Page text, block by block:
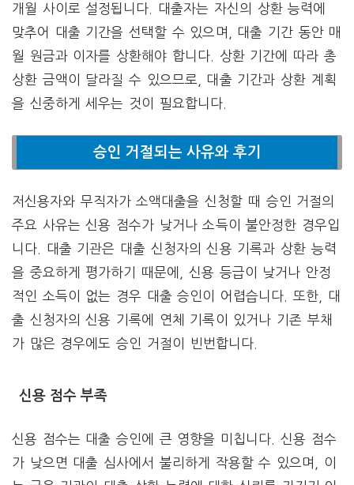
개월 사이로 설정됩니다. 대출자는 자신의 상환 능력에
맞추어 대출 기간을 선택할 수 있으며, 대출 기간 동안 매
월 원금과 이자를 상환해야 합니다. 상환 기간에 따라 총
상환 금액이 달라질 수 있으므로, 대출 기간과 상환 계획
을 신중하게 세우는 것이 필요합니다.
승인 거절되는 사유와 후기
저신용자와 무직자가 소액대출을 신청할 때 승인 거절의
주요 사유는 신용 점수가 낮거나 소득이 불안정한 경우입
니다. 대출 기관은 대출 신청자의 신용 기록과 상환 능력
을 중요하게 평가하기 때문에, 신용 등급이 낮거나 안정
적인 소득이 없는 경우 대출 승인이 어렵습니다. 또한, 대
출 신청자의 신용 기록에 연체 기록이 있거나 기존 부채
가 많은 경우에도 승인 거절이 빈번합니다.
신용 점수 부족
신용 점수는 대출 승인에 큰 영향을 미칩니다. 신용 점수
가 낮으면 대출 심사에서 불리하게 작용할 수 있으며, 이